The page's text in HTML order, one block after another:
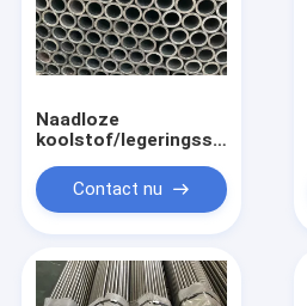
Naadloze
koolstof/legeringsstaal
condensatorbuizen
Contact nu